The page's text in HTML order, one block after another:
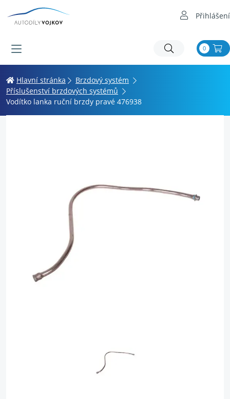
Přihlášení
0
Hlavní stránka
Brzdový systém
Příslušenství brzdových systémů
Vodítko lanka ruční brzdy pravé 476938